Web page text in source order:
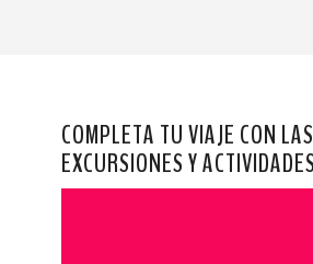
COMPLETA TU VIAJE CON
EXCURSIONES Y ACTIVIDADES